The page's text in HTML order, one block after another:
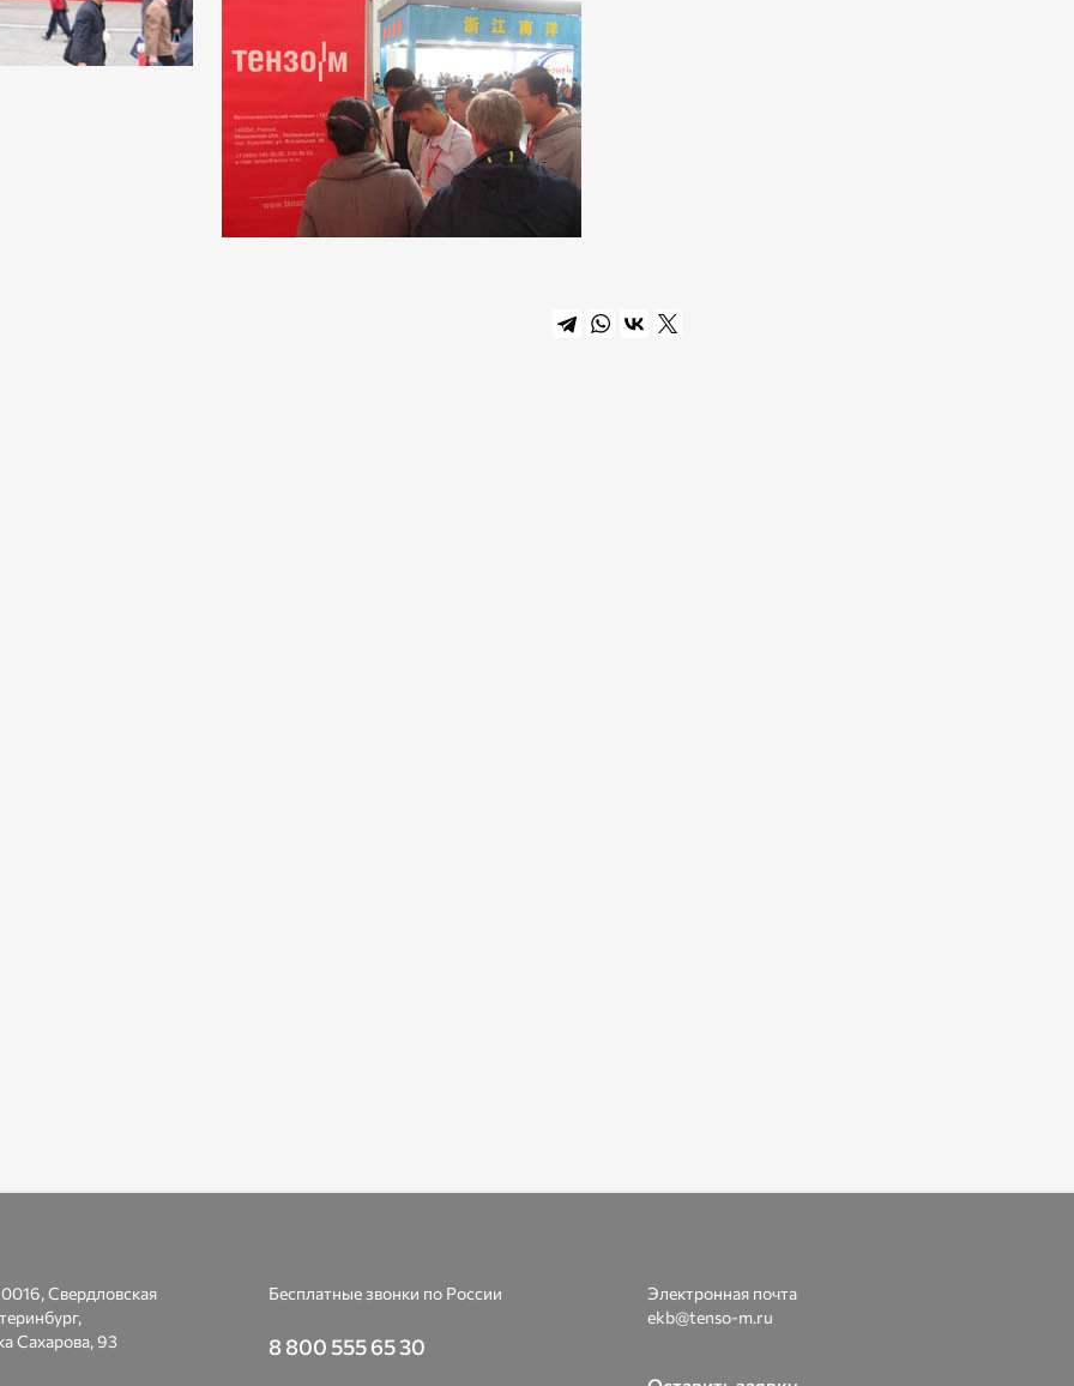
Свердловская
Сахарова, 93
Бесплатные звонки по России
8 800 555 65 30
Электронная почта
ekb@tenso-m.ru